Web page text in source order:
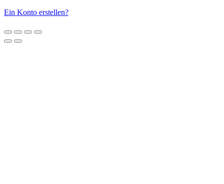
Ein Konto erstellen?